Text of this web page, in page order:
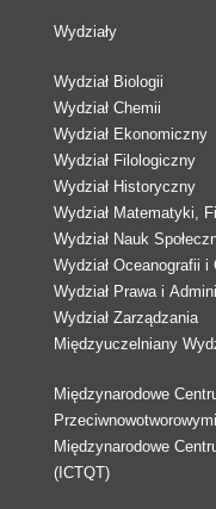
Wydziały
Wydział Biologii
Wydział Chemii
Wydział Ekonomiczny
Wydział Filologiczny
Wydział Historyczny
Wydział Matematyki,
Wydział Nauk
Wydział Oceanografii i
Wydział Prawa i
Wydział Zarządzania
Międzyuczelniany
Międzynarodowe
Międzynarodowe
(ICTQT)